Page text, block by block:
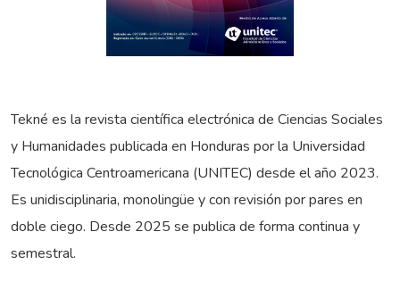
Tekné es la revista científica electrónica de Ciencias Sociales
y Humanidades publicada en Honduras por la Universidad
Tecnológica Centroamericana (UNITEC) desde el año 2023.
Es unidisciplinaria, monolingüe y con revisión por pares en
doble ciego. Desde 2025 se publica de forma continua y
semestral.